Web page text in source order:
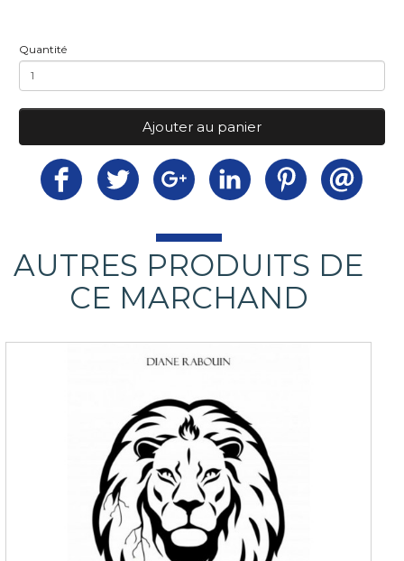
Quantité
Ajouter au panier
AUTRES PRODUITS DE
CE MARCHAND